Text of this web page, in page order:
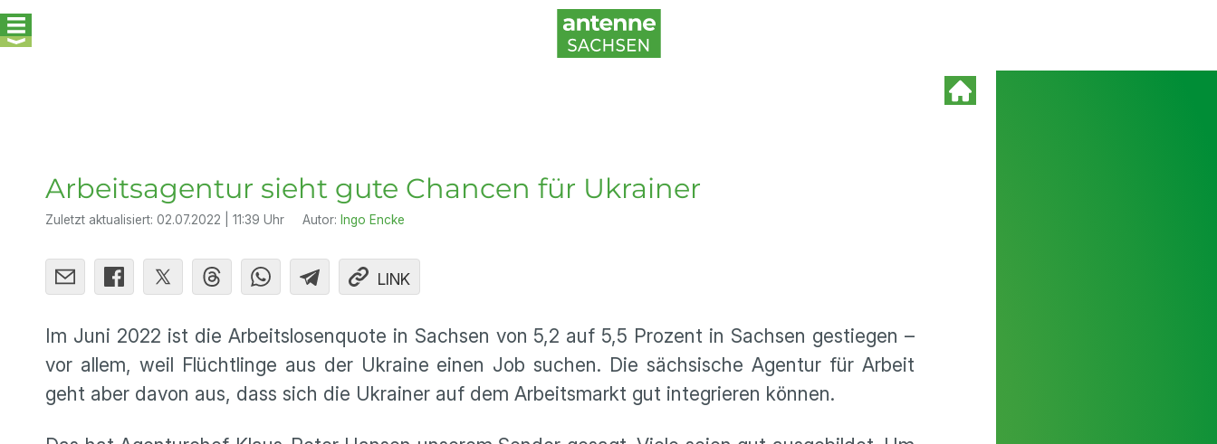
Arbeitsagentur sieht gute Chancen für Ukrainer
Zuletzt aktualisiert: 02.07.2022 | 11:39 Uhr Autor: Ingo Encke
LINK
Im Juni 2022 ist die Arbeitslosenquote in Sachsen von 5,2 auf 5,5 Prozent in Sachsen gestiegen –
vor allem, weil Flüchtlinge aus der Ukraine einen Job suchen. Die sächsische Agentur für Arbeit
geht aber davon aus, dass sich die Ukrainer auf dem Arbeitsmarkt gut integrieren können.